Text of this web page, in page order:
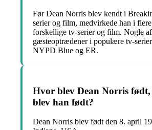
Før Dean Norris blev kendt i
serier og film, medvirkede han i
forskellige tv-serier og film. Nogle
gæsteoptrædener i populære tv-
NYPD Blue og ER.
Hvor blev Dean Norris
blev han født?
Dean Norris blev født den 8. april